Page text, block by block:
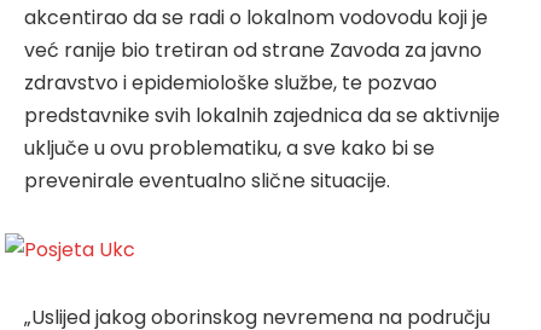
akcentirao da se radi o lokalnom vodovodu koji je
već ranije bio tretiran od strane Zavoda za javno
zdravstvo i epidemiološke službe, te pozvao
predstavnike svih lokalnih zajednica da se aktivnije
uključe u ovu problematiku, a sve kako bi se
prevenirale eventualno slične situacije.
„Uslijed jakog oborinskog nevremena na području